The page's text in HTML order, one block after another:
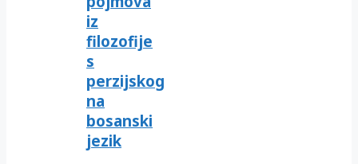
iz
filozofije
s
perzijskog
na
bosanski
jezik